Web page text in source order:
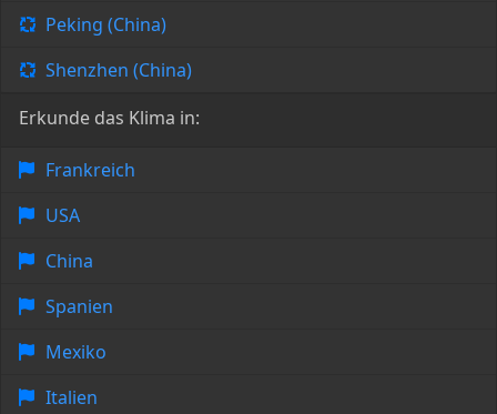
Peking (China)
Shenzhen (China)
Erkunde das Klima in:
Frankreich
USA
China
Spanien
Mexiko
Italien